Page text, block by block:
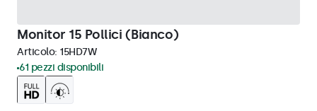
Monitor 15 Pollici (Bianco)
Articolo: 15HD7W
61 pezzi disponibili